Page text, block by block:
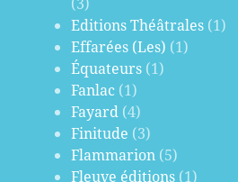
Editions Théâtrales (1)
Effarées (Les) (1)
Équateurs (1)
Fanlac (1)
Fayard (4)
Finitude (3)
Flammarion (5)
Fleuve éditions (1)